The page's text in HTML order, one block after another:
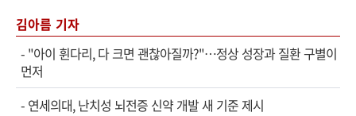
김아름 기자
- "아이 휜다리, 다 크면 괜찮아질까?"…정상 성장과 질환 구별이
먼저
- 연세의대, 난치성 뇌전증 신약 개발 새 기준 제시